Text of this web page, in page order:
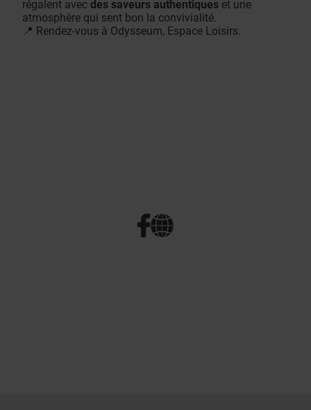
régalent avec des saveurs authentiques et une
atmosphère qui sent bon la convivialité.
📍 Rendez-vous à Odysseum, Espace Loisirs.